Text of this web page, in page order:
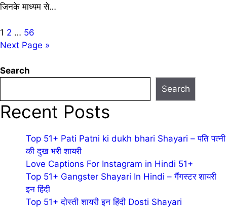
जिनके माध्यम से…
Posts
pagination
1 2 … 56
Next Page »
Search
Search
Recent Posts
Top 51+ Pati Patni ki dukh bhari Shayari – पति पत्नी
की दुख भरी शायरी
Love Captions For Instagram in Hindi 51+
Top 51+ Gangster Shayari In Hindi – गैंगस्टर शायरी
इन हिंदी
Top 51+ दोस्ती शायरी इन हिंदी Dosti Shayari